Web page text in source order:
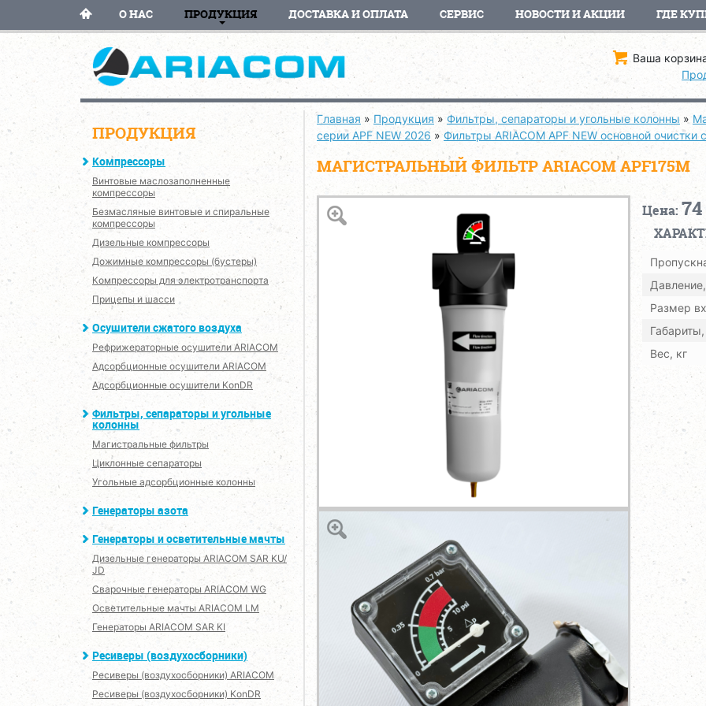
О НАС ПРОДУКЦИЯ ДОСТАВКА И ОПЛАТА СЕРВИС НОВОСТИ И АКЦИИ ГДЕ
Ваша
ПРОДУКЦИЯ
Компрессоры
Винтовые маслозаполненные
компрессоры
Безмасляные винтовые и спиральные
компрессоры
Дизельные компрессоры
Дожимные компрессоры (бустеры)
Компрессоры для электротранспорта
Прицепы и шасси
Осушители сжатого воздуха
Рефрижераторные осушители ARIACOM
Адсорбционные осушители ARIACOM
Адсорбционные осушители KonDR
Фильтры, сепараторы и угольные
колонны
Магистральные фильтры
Циклонные сепараторы
Угольные адсорбционные колонны
Генераторы азота
Генераторы и осветительные мачты
Дизельные генераторы ARIACOM SAR KU/
JD
Сварочные генераторы ARIACOM WG
Осветительные мачты ARIACOM LM
Генераторы ARIACOM SAR KI
Ресиверы (воздухосборники)
Ресиверы (воздухосборники) ARIACOM
Ресиверы (воздухосборники) KonDR
Главная » Продукция » Фильтры, сепараторы и угольные колонны »
серии APF NEW 2026 »Фильтры ARIACOM APF NEW основной очистки
МАГИСТРАЛЬНЫЙ ФИЛЬТР ARIACOM APF175M
Цена:
Размер
Вес, кг